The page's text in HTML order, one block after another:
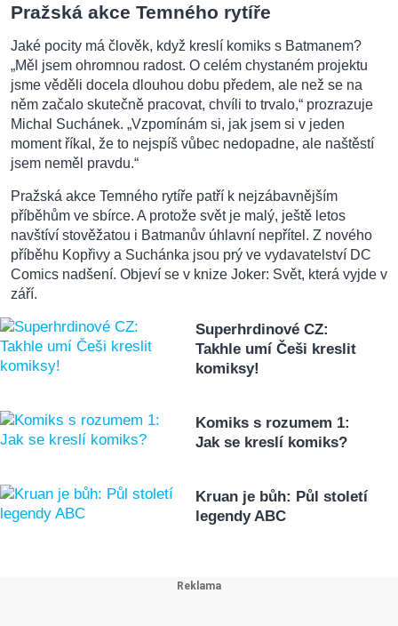
Pražská akce Temného rytíře
Jaké pocity má člověk, když kreslí komiks s Batmanem?
„Měl jsem ohromnou radost. O celém chystaném projektu
jsme věděli docela dlouhou dobu předem, ale než se na
něm začalo skutečně pracovat, chvíli to trvalo,“ prozrazuje
Michal Suchánek. „Vzpomínám si, jak jsem si v jeden
moment říkal, že to nejspíš vůbec nedopadne, ale naštěstí
jsem neměl pravdu.“
Pražská akce Temného rytíře patří k nejzábavnějším
příběhům ve sbírce. A protože svět je malý, ještě letos
navštíví stověžatou i Batmanův úhlavní nepřítel. Z nového
příběhu Kopřivy a Suchánka jsou prý ve vydavatelství DC
Comics nadšení. Objeví se v knize Joker: Svět, která vyjde v
září.
Superhrdinové CZ:
Takhle umí Češi kreslit
komiksy!
Komiks s rozumem 1:
Jak se kreslí komiks?
Kruan je bůh: Půl století
legendy ABC